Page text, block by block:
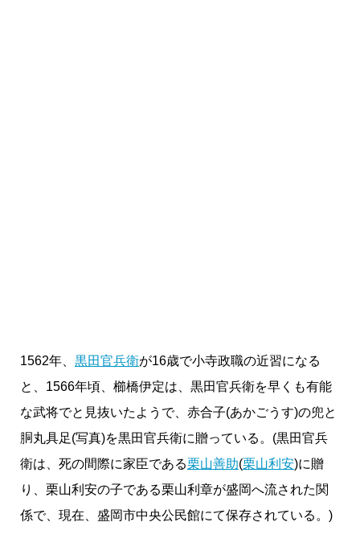
1562年、 黒田官兵衛が16歳で小寺政職の近習になる
と、1566年頃、櫛橋伊定は、黒田官兵衛を早くも有能
な武将でと見抜いたようで、赤合子(あかごうす)の兜と
胴丸具足(写真)を黒田官兵衛に贈っている。(黒田官兵
衛は、死の間際に家臣である栗山善助(栗山利安)に贈
り、栗山利安の子である栗山利章が盛岡へ流された関
係で、現在、盛岡市中央公民館にて保存されている。)